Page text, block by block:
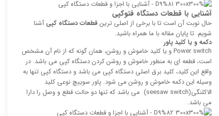
آشنایی با قطعات دستگاه فتوکپی
حال نوبت آن است تا با برخی از اصلی ترین قطعات دستگاه کپی آشنا
شویم. تا پایان مقاله با ما همراه باشید.
دکمه و یا کلید پاور
Power switch و یا کلید خاموش و روشن، همان گونه که از نام آن مشخص
است، قطعه ای به منطور خاموش و روشن کردن دستگاه کپی می باشد. در
واقع این کلید، کلید برق اصلی دستگاه کپی می باشد و دستگاه کپی تنها به
وسیله این دکمه خاموش و روشن می شود. پاور سوییچ نوعی کلید
الاکلنگی(seesaw switch) می باشد که تنها دو حالت قطع و وصل را دارا
می باشد.